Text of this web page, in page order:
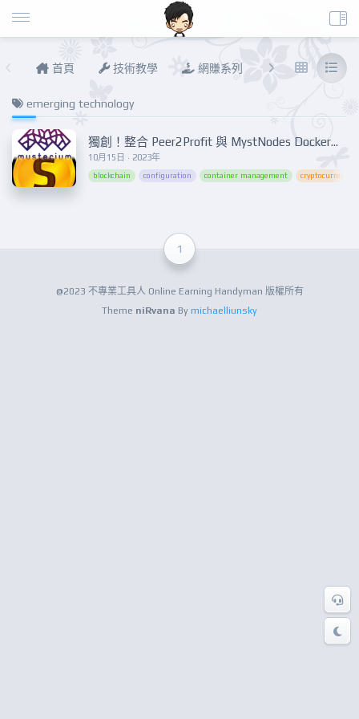
首頁 技術教學 網賺系列 說說進度
emerging technology
10月15日 · 2023年
獨創！整合 Peer2Profit 與 MystNodes Docker：賺錢如此簡單！Innovation Unleashed! Combining Peer2Profit and MystNodes Docker for Effortless Earnings!
blockchain configuration container management cryptocurrency
1
@2023 不專業工具人 Online Earning Handyman 版權所有
Theme niRvana By michaelliunsky